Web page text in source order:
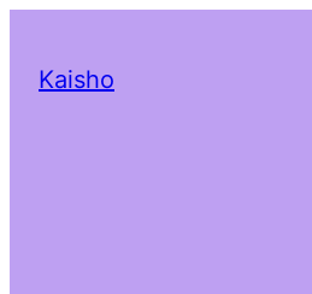
Kaisho